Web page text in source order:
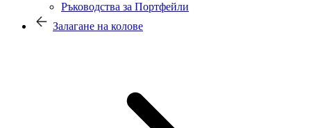
Ръководства за Портфейли
Залагане на колове